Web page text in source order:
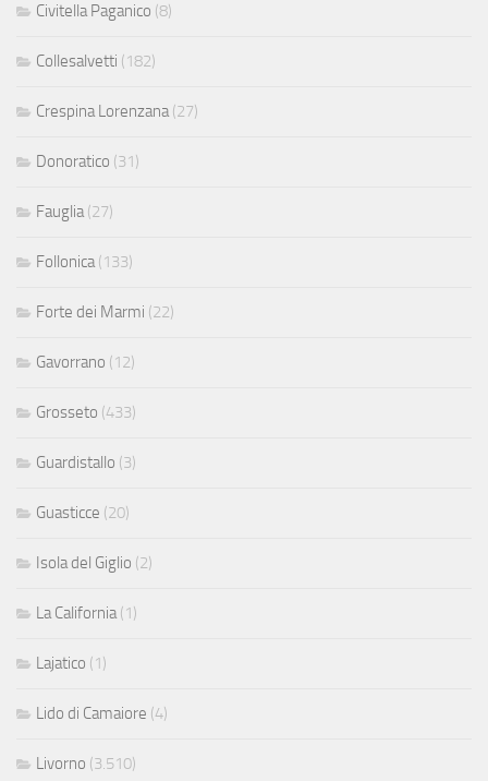
Civitella Paganico (8)
Collesalvetti (182)
Crespina Lorenzana (27)
Donoratico (31)
Fauglia (27)
Follonica (133)
Forte dei Marmi (22)
Gavorrano (12)
Grosseto (433)
Guardistallo (3)
Guasticce (20)
Isola del Giglio (2)
La California (1)
Lajatico (1)
Lido di Camaiore (4)
Livorno (3.510)